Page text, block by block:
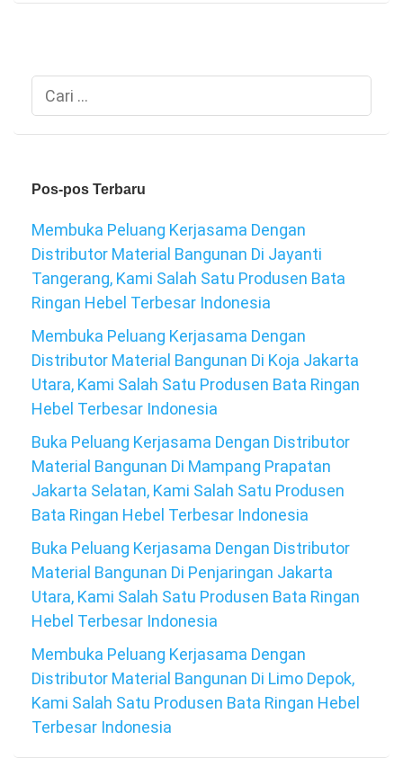
Cari
untuk:
Pos-pos Terbaru
Membuka Peluang Kerjasama Dengan
Distributor Material Bangunan Di Jayanti
Tangerang, Kami Salah Satu Produsen Bata
Ringan Hebel Terbesar Indonesia
Membuka Peluang Kerjasama Dengan
Distributor Material Bangunan Di Koja Jakarta
Utara, Kami Salah Satu Produsen Bata Ringan
Hebel Terbesar Indonesia
Buka Peluang Kerjasama Dengan Distributor
Material Bangunan Di Mampang Prapatan
Jakarta Selatan, Kami Salah Satu Produsen
Bata Ringan Hebel Terbesar Indonesia
Buka Peluang Kerjasama Dengan Distributor
Material Bangunan Di Penjaringan Jakarta
Utara, Kami Salah Satu Produsen Bata Ringan
Hebel Terbesar Indonesia
Membuka Peluang Kerjasama Dengan
Distributor Material Bangunan Di Limo Depok,
Kami Salah Satu Produsen Bata Ringan Hebel
Terbesar Indonesia